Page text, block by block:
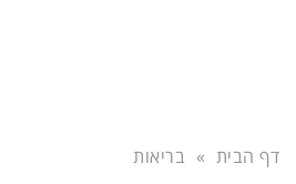
דף הבית » בריאות